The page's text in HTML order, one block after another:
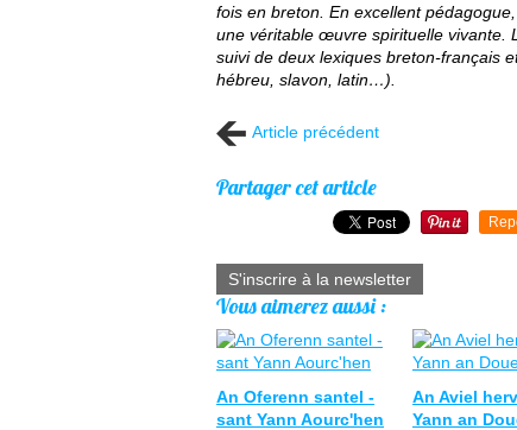
fois en breton. En excellent
une véritable œuvre spirituelle vivante.
suivi de deux lexiques breton-français
hébreu, slavon, latin…).
Article précédent
Partager cet article
S'inscrire à la newsletter
Vous aimerez aussi :
An Oferenn santel -
sant Yann Aourc'hen
An Aviel
Yann an